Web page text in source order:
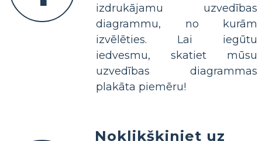
izdrukājamu uzvedības
diagrammu, no kurām
izvēlēties. Lai iegūtu
iedvesmu, skatiet mūsu
uzvedības diagrammas
plakāta piemēru!
Noklikšķiniet uz